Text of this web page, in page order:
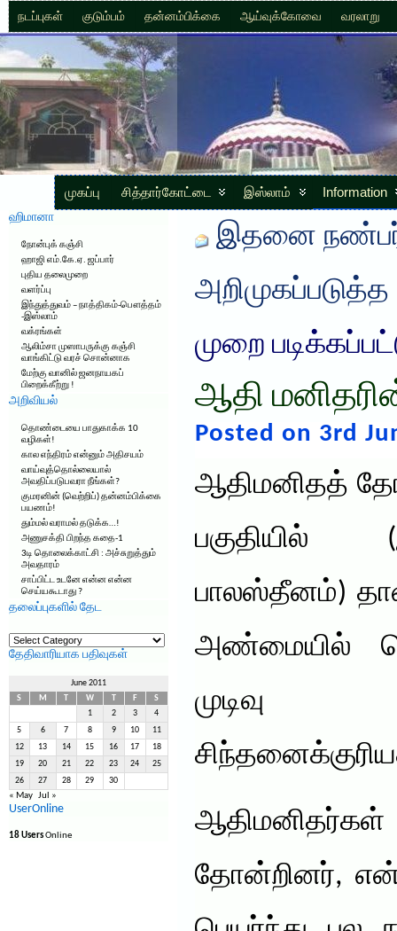
நடப்புகள் குடும்பம் தன்னம்பிக்கை ஆய்வுக்கோவை வரலாறு
முகப்பு சித்தார்கோட்டை இஸ்லாம் Information
ஹிமானா
நோன்புக் கஞ்சி
ஹாஜி எம்.கே.ஏ. ஜப்பார்
புதிய தலைமுறை
வளர்ப்பு
இந்துத்துவம் – நாத்திகம்-பௌத்தம்
-இஸ்லாம்
வக்ரங்கள்
ஆலிம்சா முஸாபருக்கு கஞ்சி
வாங்கிட்டு வரச் சொன்னாக
மேற்கு வானில் ஜனநாயகப்
பிறைக்கீற்று !
அறிவியல்
தொண்டையை பாதுகாக்க 10
வழிகள்!
கால எந்திரம் என்னும் அதிசயம்
வாய்வுத்தொல்லையால்
அவதிப்படுபவரா நீங்கள்?
குமரனின் (வெற்றிப்) தன்னம்பிக்கை
பயணம்!
தும்மல் வராமல் தடுக்க…!
அணுசக்தி பிறந்த கதை-1
3டி தொலைக்காட்சி : அச்சுறுத்தும்
அவதாரம்
சாப்பிட்ட உடனே என்ன என்ன
செய்யகூடாது ?
தலைப்புகளில் தேட
தலைப்புகளில்
தேட
தேதிவாரியாக பதிவுகள்
June 2011
S
M W F
S
1
2 3 4
5 6 7 8 9 10 11
12 13 14 15 16 17 18
19 20 21 22 23 24 25
26 27 28 29 30
« May Jul »
UserOnline
18 UsersOnline
இதனை
அறிமுகப்படுத்த
முறை
ஆதி
Posted on 3rd
ஆதிமனிதத்
பகுதியில்
பாலஸ்தீனம்)
அண்மையில்
தோன்றினர்,